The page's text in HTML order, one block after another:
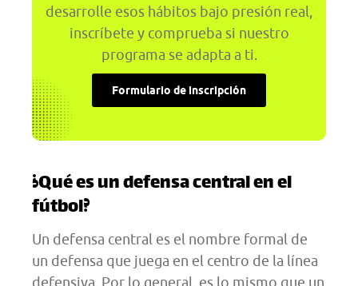
desarrolle esos hábitos bajo presión real,
inscríbete y comprueba si nuestro
programa se adapta a ti.
Formulario de inscripción
¿Qué es un defensa central en el
fútbol?
Un defensa central es el nombre formal de
un defensa que juega en el centro de la línea
defensiva. Por lo general, es lo mismo que un